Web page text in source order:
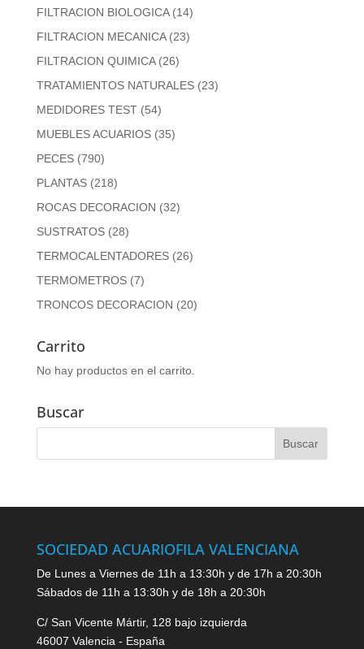
FILTRACION BIOLOGICA (14)
FILTRACION MECANICA (23)
FILTRACION QUIMICA (26)
TRATAMIENTOS NATURALES (23)
MEDIDORES TEST (54)
MUEBLES ACUARIOS (35)
PECES (790)
PLANTAS (218)
ROCAS DECORACION (32)
SUSTRATOS (28)
TERMOCALENTADORES (26)
TERMOMETROS (7)
TRONCOS DECORACION (20)
Carrito
No hay productos en el carrito.
Buscar
SOCIEDAD ACUARIOFILA VALENCIANA
De Lunes a Viernes de 11h a 13:30h y de 17h a 20:30h
Sábados de 11h a 13:30h y de 18h a 20:30h
C/ San Vicente Mártir, 128 bajo izquierda
46007 Valencia - España